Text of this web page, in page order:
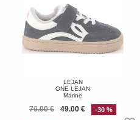
LEJAN
ONE LEJAN
Marine
70.00 € 49.00 € -30 %